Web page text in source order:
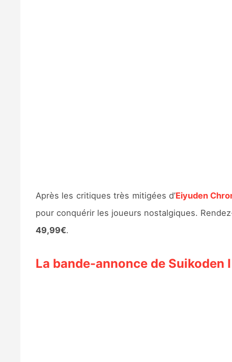
Après les critiques très mitigées d’Eiyuden
pour conquérir les joueurs nostalgiques.
49,99€.
La bande-annonce de Suikoden